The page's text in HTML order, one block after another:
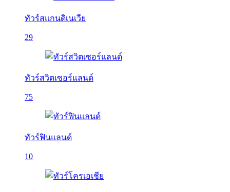
ทัวร์สแกนดิเนเวีย
29
ทัวร์สวิตเซอร์แลนด์
75
ทัวร์ฟินแลนด์
10